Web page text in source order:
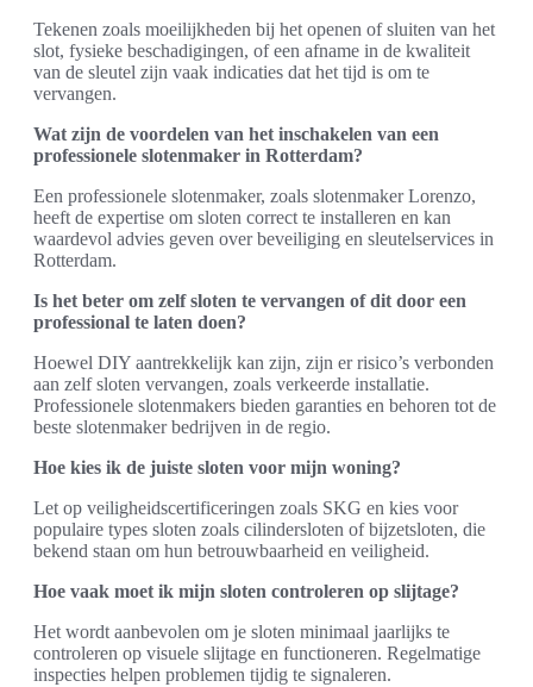
Tekenen zoals moeilijkheden bij het openen of sluiten van het
slot, fysieke beschadigingen, of een afname in de kwaliteit
van de sleutel zijn vaak indicaties dat het tijd is om te
vervangen.
Wat zijn de voordelen van het inschakelen van een
professionele slotenmaker in Rotterdam?
Een professionele slotenmaker, zoals slotenmaker Lorenzo,
heeft de expertise om sloten correct te installeren en kan
waardevol advies geven over beveiliging en sleutelservices in
Rotterdam.
Is het beter om zelf sloten te vervangen of dit door een
professional te laten doen?
Hoewel DIY aantrekkelijk kan zijn, zijn er risico’s verbonden
aan zelf sloten vervangen, zoals verkeerde installatie.
Professionele slotenmakers bieden garanties en behoren tot de
beste slotenmaker bedrijven in de regio.
Hoe kies ik de juiste sloten voor mijn woning?
Let op veiligheidscertificeringen zoals SKG en kies voor
populaire types sloten zoals cilindersloten of bijzetsloten, die
bekend staan om hun betrouwbaarheid en veiligheid.
Hoe vaak moet ik mijn sloten controleren op slijtage?
Het wordt aanbevolen om je sloten minimaal jaarlijks te
controleren op visuele slijtage en functioneren. Regelmatige
inspecties helpen problemen tijdig te signaleren.